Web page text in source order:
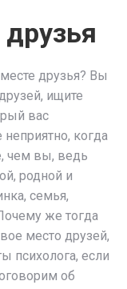
друзья? Вы
ищите
вас
когда
чем вы, ведь
родной и
семья,
же тогда
место друзей,
психолога, если
об